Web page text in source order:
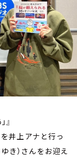
』
井上アナと行っ
き）さんをお迎え